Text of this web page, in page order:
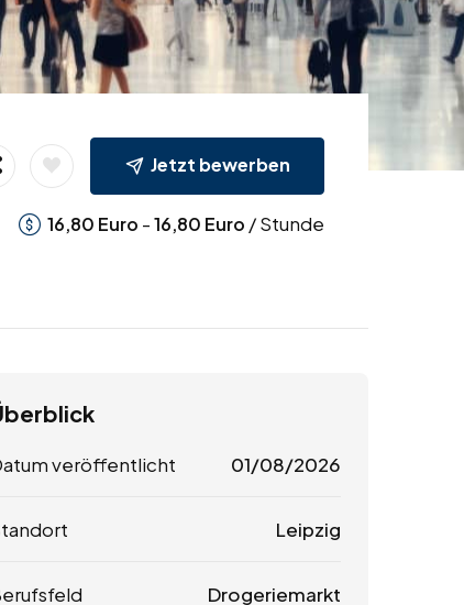
Jetzt bewerben
16,80 Euro -16,80 Euro / Stunde
veröffentlicht 01/08/2026
Leipzig
Drogeriemarkt